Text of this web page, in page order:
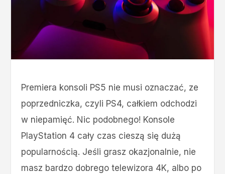
Premiera konsoli PS5 nie musi oznaczać, ze
poprzedniczka, czyli PS4, całkiem odchodzi
w niepamięć. Nic podobnego! Konsole
PlayStation 4 cały czas cieszą się dużą
popularnością. Jeśli grasz okazjonalnie, nie
masz bardzo dobrego telewizora 4K, albo po